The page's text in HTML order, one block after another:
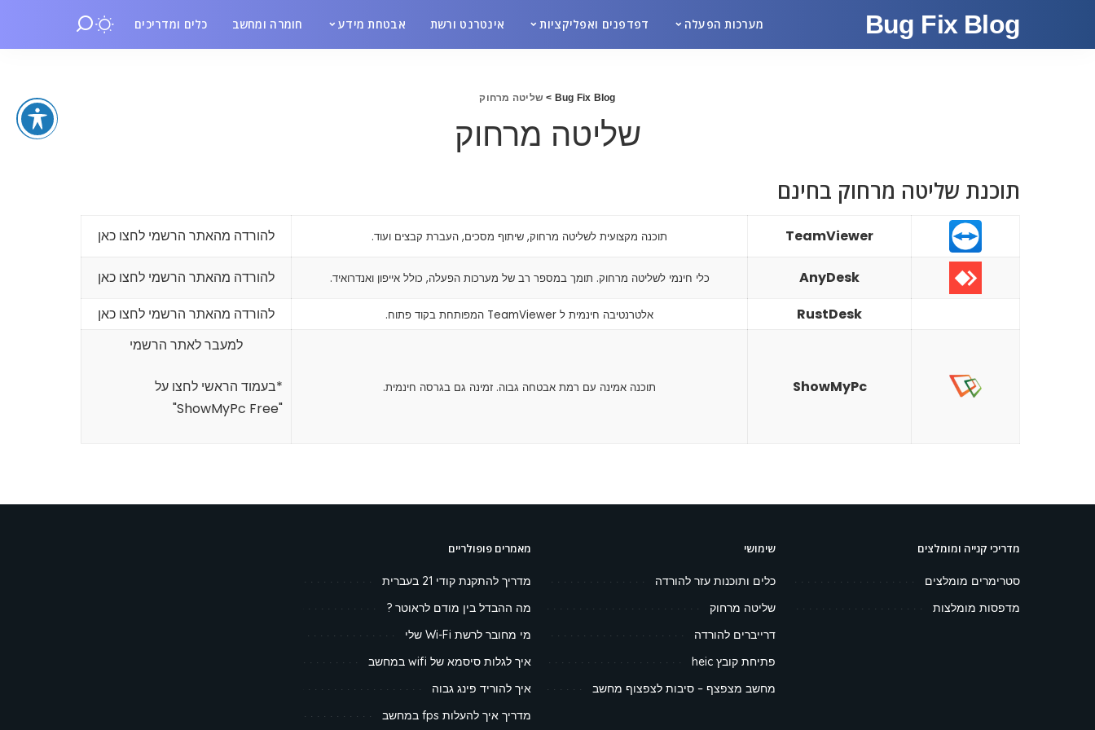
Bug Fix Blog מערכות הפעלה דפדפנים ואפליקציות אינטרנט ורשת אבטחת מידע חומרה ומחשב כלים ומדריכים
Bug Fix Blog
> שליטה מרחוק
שליטה מרחוק
תוכנת שליטה מרחוק בחינם
TeamViewer תוכנה מקצועית לשליטה מרחוק, שיתוף מסכים, העברת קבצים ועוד. להורדה מהאתר הרשמי לחצו כאן
AnyDesk כלי חינמי לשליטה מרחוק. תומך במספר רב של מערכות הפעלה, כולל אייפון ואנדרואיד.
להורדה מהאתר הרשמי לחצו כאן
RustDesk
אלטרנטיבה חינמית ל TeamViewer המפותחת בקוד פתוח. להורדה מהאתר הרשמי לחצו כאן
ShowMyPc תוכנה אמינה עם רמת אבטחה גבוה. זמינה גם בגרסה חינמית.
למעבר לאתר הרשמי
*בעמוד הראשי לחצו על
"ShowMyPc Free"
מדריכי קנייה ומומלצים
סטרימרים מומלצים
מדפסות מומלצות
שימושי
כלים ותוכנות עזר להורדה
שליטה מרחוק
דרייברים להורדה
פתיחת קובץ heic
מחשב מצפצף – סיבות לצפצוף מחשב
מאמרים פופולריים
מדריך להתקנת קודי 21 בעברית
מה ההבדל בין מודם לראוטר ?
מי מחובר לרשת Wi-Fi שלי
איך לגלות סיסמא של wifi במחשב
איך להוריד פינג גבוה
מדריך איך להעלות fps במחשב